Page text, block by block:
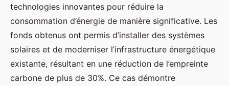
technologies innovantes pour réduire la
consommation d’énergie de manière significative. Les
fonds obtenus ont permis d’installer des systèmes
solaires et de moderniser l’infrastructure énergétique
existante, résultant en une réduction de l’empreinte
carbone de plus de 30%. Ce cas démontre